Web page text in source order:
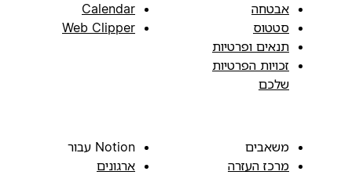
אבטחה
סטטוס
תנאים ופרטיות
זכויות הפרטיות
שלכם
Calendar
Web Clipper
משאבים
מרכז העזרה
Notion עבור
ארגונים